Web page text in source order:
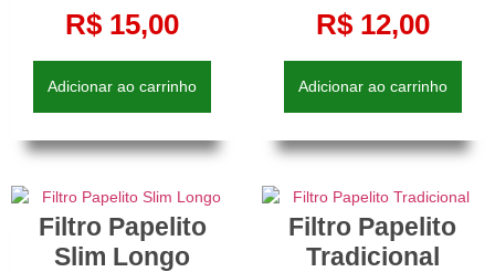
R$ 15,00
Adicionar ao carrinho
R$12,00
Adicionar ao carrinho
Filtro Papelito
Slim Longo
Filtro Papelito
Tradicional